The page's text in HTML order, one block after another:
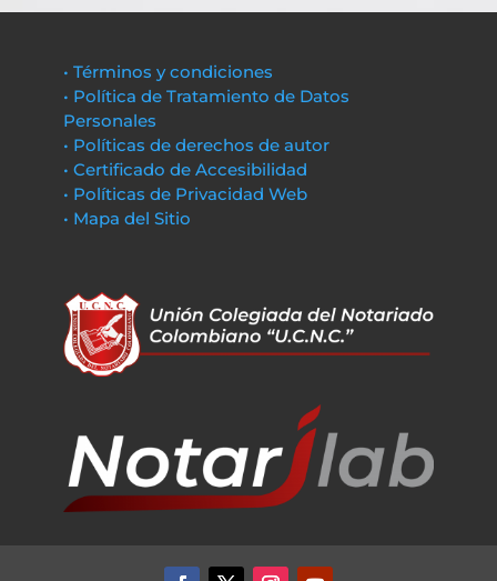
• Términos y condiciones
• Política de Tratamiento de Datos
Personales
• Políticas de derechos de autor
• Certificado de Accesibilidad
• Políticas de Privacidad Web
• Mapa del Sitio